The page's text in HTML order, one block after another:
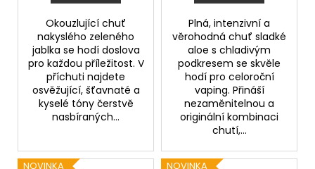
Okouzlující chuť
nakyslého zeleného
jablka se hodí doslova
pro každou příležitost. V
příchuti najdete
osvěžující, šťavnaté a
kyselé tóny čerstvě
nasbíraných...
Plná, intenzivní a
věrohodná chuť sladké
aloe s chladivým
podkresem se skvěle
hodí pro celoroční
vaping. Přináší
nezaměnitelnou a
originální kombinaci
chutí,...
NOVINKA
NOVINKA